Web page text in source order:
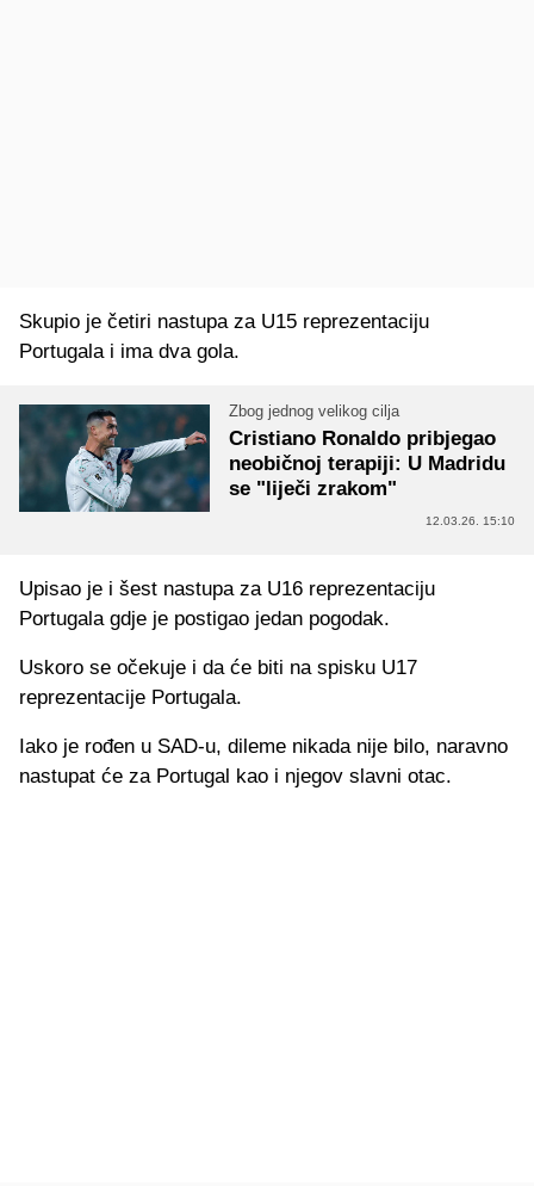
Skupio je četiri nastupa za U15 reprezentaciju
Portugala i ima dva gola.
Zbog jednog velikog cilja
Cristiano Ronaldo pribjegao
neobičnoj terapiji: U Madridu
se "liječi zrakom"
12.03.26. 15:10
Upisao je i šest nastupa za U16 reprezentaciju
Portugala gdje je postigao jedan pogodak.
Uskoro se očekuje i da će biti na spisku U17
reprezentacije Portugala.
Iako je rođen u SAD-u, dileme nikada nije bilo, naravno
nastupat će za Portugal kao i njegov slavni otac.